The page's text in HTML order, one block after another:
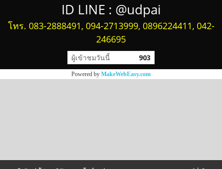
ID LINE : @udpai
โทร. 083-2888491, 094-2713999, 0896224411, 042-
246695
ผู้เข้าชมวันนี้ 903
Powered by MakeWebEasy.com